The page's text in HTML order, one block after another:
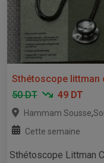
Sthétoscope littman
50 DT
49 DT
Hammam Sousse,
Cette semaine
Sthétoscope Littman